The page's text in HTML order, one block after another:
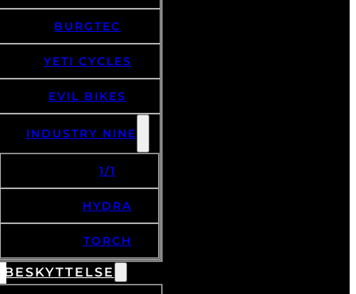
BURGTEC
YETI CYCLES
EVIL BIKES
INDUSTRY NINE
1/1
HYDRA
TORCH